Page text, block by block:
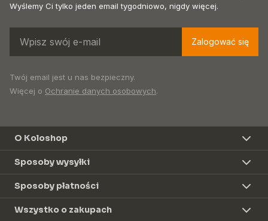
Wyślemy Ci tylko jeden email tygodniowo, nigdy więcej.
Zalogować się
Twój email jest u nas bezpieczny.
Więcej o Ochranie danych osobowych.
O Koloshop
Sposoby wysyłki
Sposoby płatności
Wszystko o zakupach